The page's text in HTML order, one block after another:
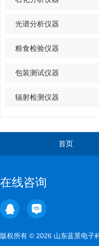
光谱分析仪器
粮食检验仪器
包装测试仪器
辐射检测仪器
首页
在线咨询
版权所有 © 2026 山东蓝景电